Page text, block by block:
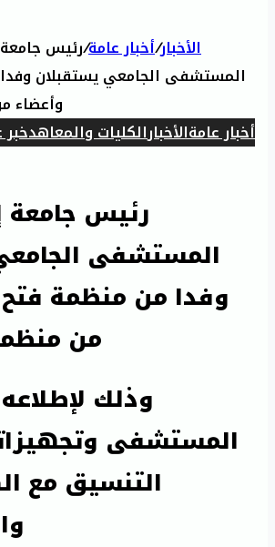
الأخبار/أخبار عامة/رئيس
المستشفى الجامعي يستقبلان
وأعضاء
أخبار عامةالأخبارالكليات والمعاهدخبر
رئيس جامعة
المستشفى
وفدا من منظمة فتح
من
وذلك
المستشفى
التنسيق مع